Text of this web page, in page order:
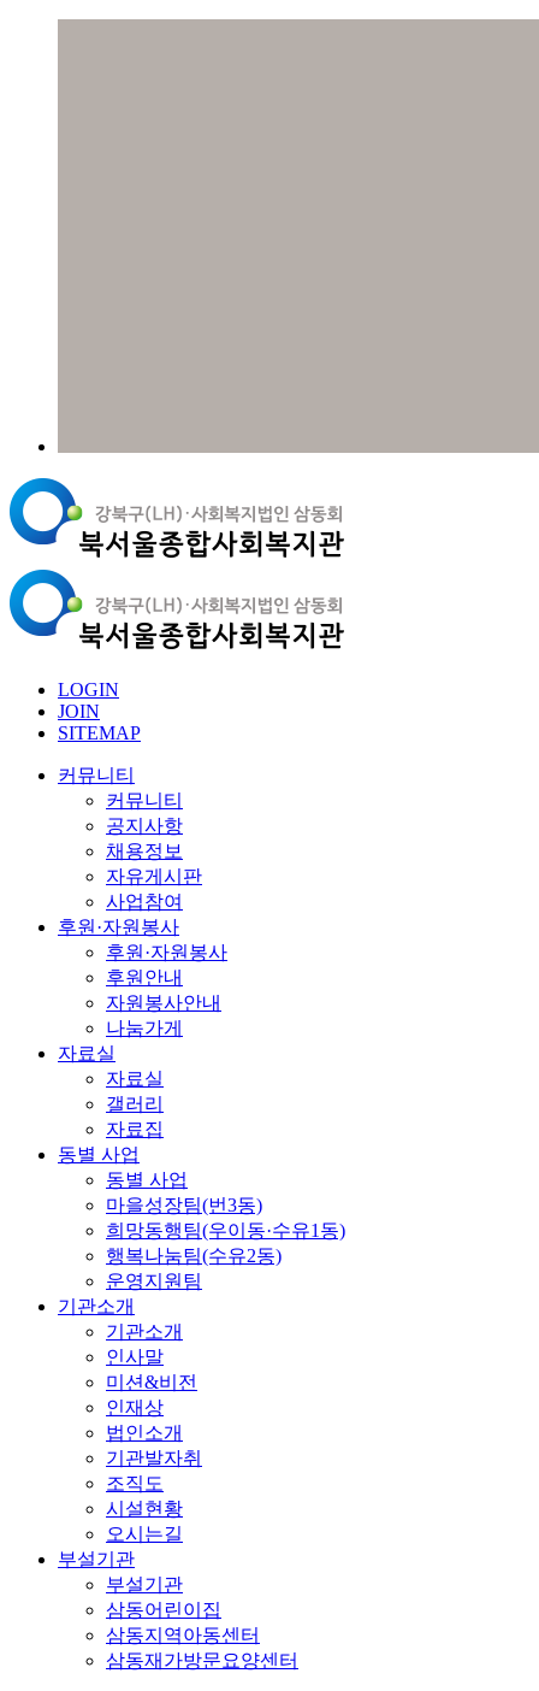
LOGIN
JOIN
SITEMAP
커뮤니티
커뮤니티
공지사항
채용정보
자유게시판
사업참여
후원·자원봉사
후원·자원봉사
후원안내
자원봉사안내
나눔가게
자료실
자료실
갤러리
자료집
동별 사업
동별 사업
마을성장팀(번3동)
희망동행팀(우이동·수유1동)
행복나눔팀(수유2동)
운영지원팀
기관소개
기관소개
인사말
미션&비전
인재상
법인소개
기관발자취
조직도
시설현황
오시는길
부설기관
부설기관
삼동어린이집
삼동지역아동센터
삼동재가방문요양센터